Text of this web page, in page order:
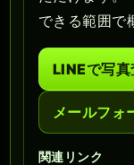
できる範囲で
LINEで写真
メールフォ
関連リンク